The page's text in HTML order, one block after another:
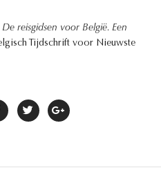
De reisgidsen voor België. Een
Tijdschrift voor Nieuwste